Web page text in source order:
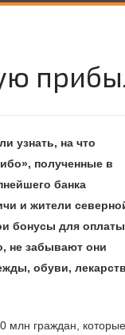
узнать, на что
полученные в
банка
и жители
бонусы для оплаты
не забывают они
обуви, лекарств
млн граждан, которые